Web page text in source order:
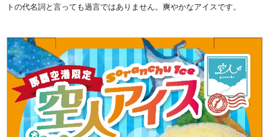
トの代名詞と言っても過言ではありません。爽やかなアイスです。